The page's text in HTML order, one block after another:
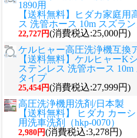
1890用
【送料無料】ヒダカ家庭用
ス 洗管ホース 10m スズラ
22,727円(消費税込:25,000円)
ケルヒャー高圧洗浄機互換
【送料無料】ケルヒャーK
ステンレス 洗管ホース
タイプ
25,454円(消費税込:27,999円)
高圧洗浄機用洗剤/日本製
【送料無料】 ヒダカ カー
用洗車洗剤（hkp-0070）
2,980円(消費税込:3,278円)